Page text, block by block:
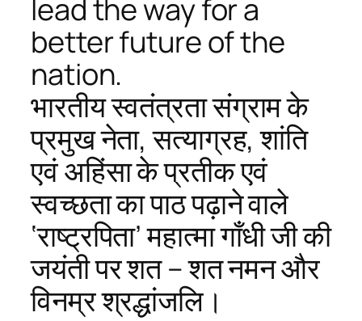
lead the way for a
better future of the
nation.
भारतीय स्वतंत्रता संग्राम के
प्रमुख नेता, सत्याग्रह, शांति
एवं अहिंसा के प्रतीक एवं
स्वच्छता का पाठ पढ़ाने वाले
‘राष्ट्रपिता’ महात्मा गाँधी जी की
जयंती पर शत – शत नमन और
विनम्र श्रद्धांजलि।